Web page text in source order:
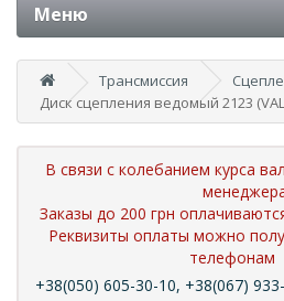
Меню
Трансмиссия
Диск сцепления ведомый 2123
В связи с колебанием курса
Заказы до 200 грн
Реквизиты оплаты можно
телефонам
+38(050) 605-30-10, +38(067)